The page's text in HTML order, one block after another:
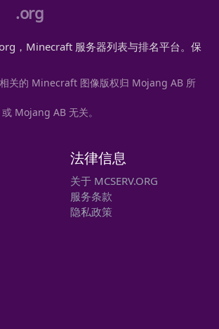
.org
，Minecraft 服务器列表与排名平台。保
关的 Minecraft 图像版权归 Mojang AB 所
Mojang AB 无关。
法律信息
关于 MCSERV.ORG
服务条款
隐私政策